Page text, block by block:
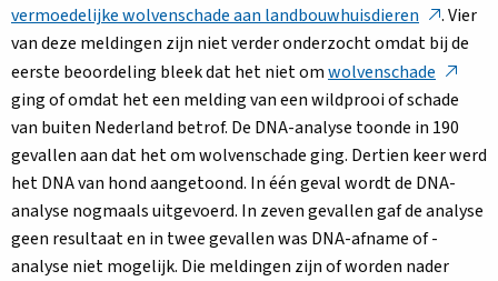
vermoedelijke wolvenschade aan landbouwhuisdieren Deze
link
opent
in
een
nieuw
tabblad
. Vier
van deze meldingen zijn niet verder onderzocht omdat bij de
eerste beoordeling bleek dat het niet omwolvenschade Deze
link
opent
in
een
nieuw
tabblad
ging of omdat het een melding van een wildprooi of schade
van buiten Nederland betrof. De DNA-analyse toonde in 190
gevallen aan dat het om wolvenschade ging. Dertien keer werd
het DNA van hond aangetoond. In één geval wordt de DNA-
analyse nogmaals uitgevoerd. In zeven gevallen gaf de analyse
geen resultaat en in twee gevallen was DNA-afname of -
analyse niet mogelijk. Die meldingen zijn of worden nader